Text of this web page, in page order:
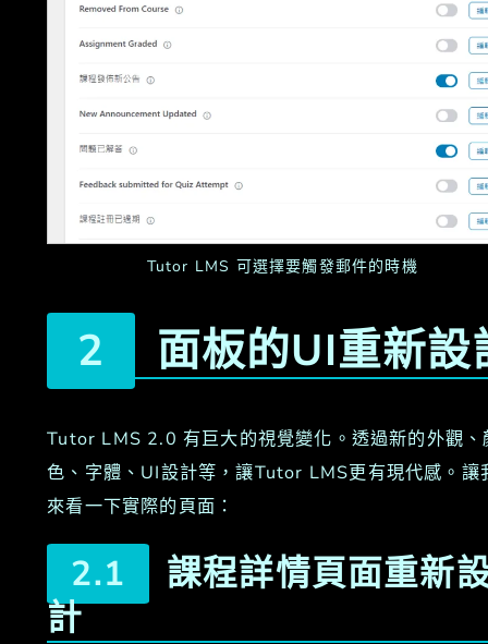
Tutor LMS 可選擇要觸發郵件的時機
面板的UI重新設
Tutor LMS 2.0 有巨大的視覺變化。透過新的外觀、
色、字體、UI設計等，讓Tutor LMS更有現代感。讓
來看一下實際的頁面：
課程詳情頁面重新
計